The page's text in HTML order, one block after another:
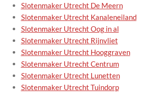
Slotenmaker Utrecht De Meern
Slotenmaker Utrecht Kanaleneiland
Slotenmaker Utrecht Oog in al
Slotenmaker Utrecht Rijnvliet
Slotenmaker Utrecht Hooggraven
Slotenmaker Utrecht Centrum
Slotenmaker Utrecht Lunetten
Slotenmaker Utrecht Tuindorp